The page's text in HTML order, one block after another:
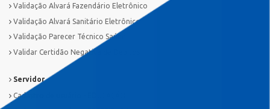
Validação Alvará Fazendário Eletrônico
Validação Alvará Sanitário Eletrônico
Validação Parecer Técnico Saúde
Validar Certidão Negativa de Débitos
Servidor
Cadastro de usuário - EDUCAÇÃO